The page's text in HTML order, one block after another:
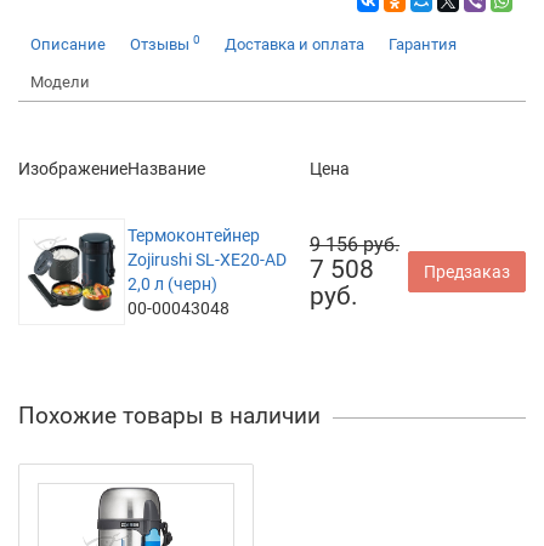
Описание Отзывы 0 Доставка и оплата Гарантия
Модели
ИзображениеНазвание Цена
Термоконтейнер
Zojirushi SL-XE20-AD
2,0 л (черн)
00-00043048
9 156 руб.
7 508
руб.
Предзаказ
Похожие товары в наличии